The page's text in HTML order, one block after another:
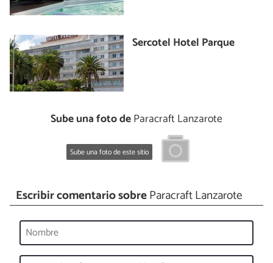
Sercotel Hotel Parque
Sube una foto deParacraft Lanzarote
Sube una foto de este sitio
Escribir comentario sobreParacraft Lanzarote